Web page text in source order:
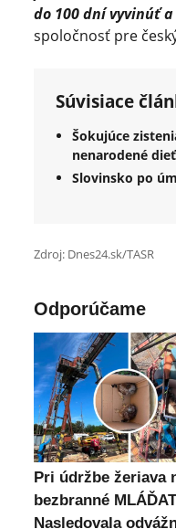
do 100 dní vyvinúť
spoločnosť pre
Súvisiace
Šokujúce
nenarodené
Slovinsko po
Zdroj: Dnes24.sk/TASR
Odporúčame
Pri údržbe žeriava
bezbranné
Nasledovala